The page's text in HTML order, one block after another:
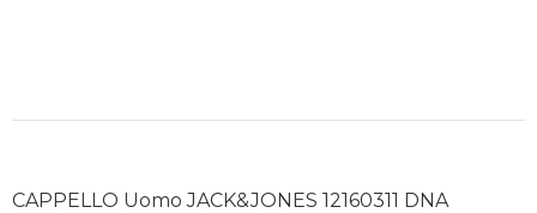
CAPPELLO Uomo JACK&JONES 12160311 DNA